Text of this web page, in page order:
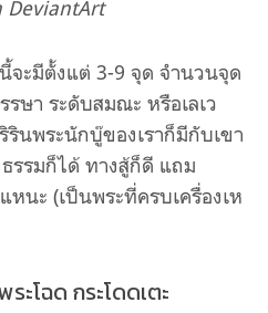
DeviantArt
จะมีตั้งแต่ 3-9 จุด จำนวนจุด
ษา ระดับสมณะ หรือเลเว
รินพระนักบู๊ของเราก็มีกับเขา
รรมก็ได้ ทางสู้ก็ดี แถม
นะ (เป็นพระที่ครบเครื่องเห
ะโฉด กระโดดเตะ